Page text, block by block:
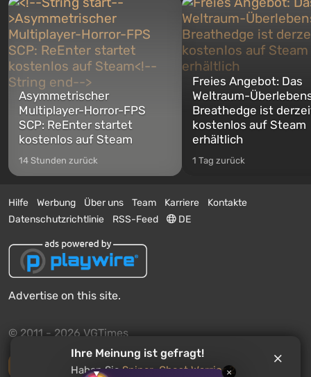
×
Asymmetrischer
Multiplayer-Horror-FPS
SCP: ReEnter startet
kostenlos auf Steam
14 Stunden zurück
Freies Angebot: Das
Weltraum-
Breathedge ist
kostenlos auf Steam
erhältlich
1 Tag zurück
Hilfe Werbung Über uns Team Karriere
Kontakte
Datenschutzrichtlinie
RSS-Feed DE
Advertise on this site.
© 2011 - 2026 VGTimes
Vollständige Version
Ihre Meinung ist gefragt!
Haben SieSniper: Ghost Warrior 2